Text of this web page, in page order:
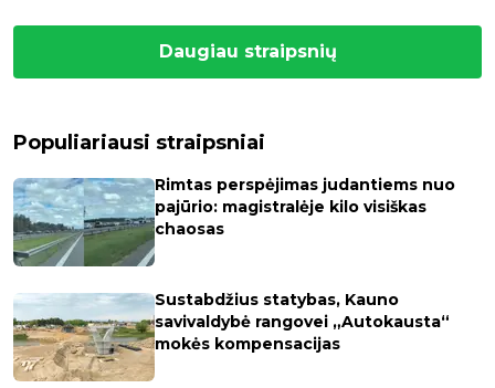
Daugiau straipsnių
Populiariausi straipsniai
Rimtas perspėjimas judantiems nuo
pajūrio: magistralėje kilo visiškas
chaosas
Sustabdžius statybas, Kauno
savivaldybė rangovei „Autokausta“
mokės kompensacijas